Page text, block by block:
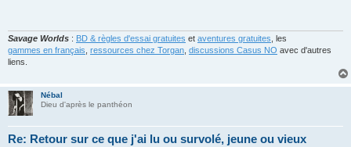
Savage Worlds : BD & règles d'essai gratuites et aventures gratuites , les
gammes en français ressources chez Torgan discussions Casus NO avec d'autres
liens.
Nébal
Dieu d'après le panthéon
Re: Retour sur ce que j'ai lu ou survolé, jeune ou vieux